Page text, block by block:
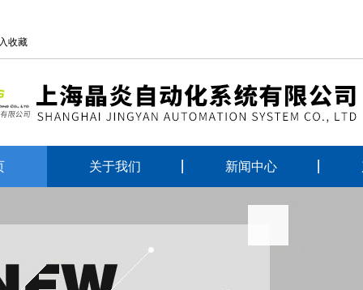
收藏
关于我们 新闻中心